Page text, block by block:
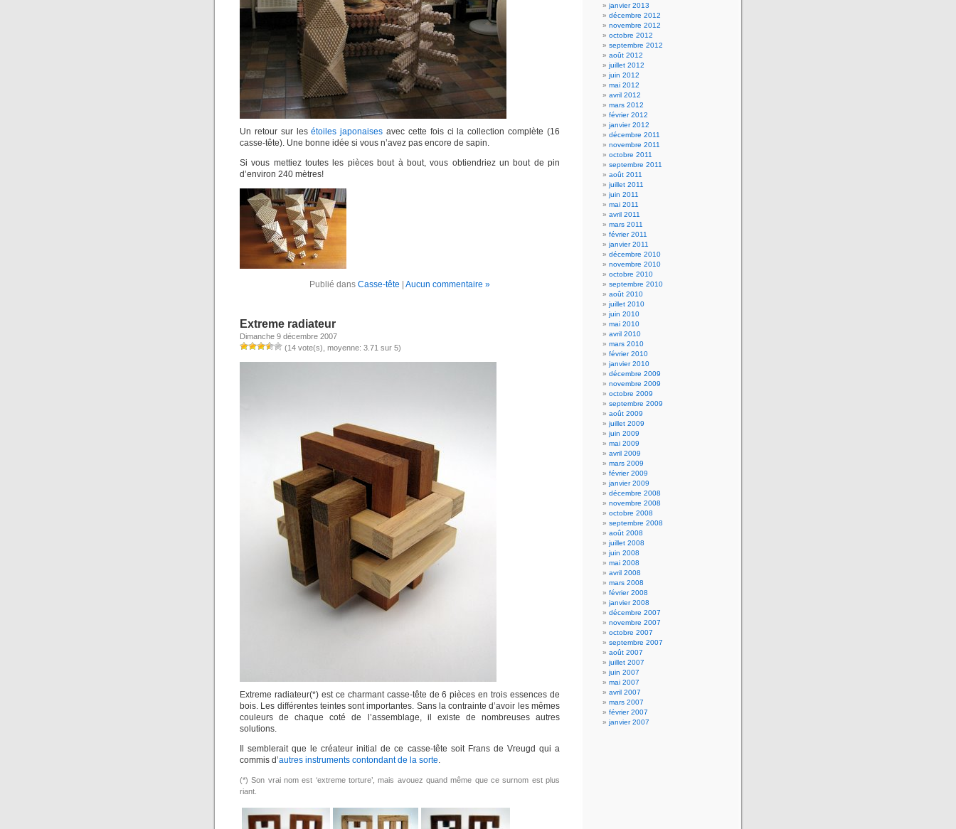
Un retour sur lesétoiles japonaises avec cette fois ci la collection complète (16
casse-tête). Une bonne idée si vous n’avez pas encore de sapin.
Si vous mettiez toutes les pièces bout à bout, vous obtiendriez un bout de pin
d’environ 240 mètres!
Publié dans Casse-tête Aucun commentaire »
Extreme radiateur
Dimanche 9 décembre 2007
(14 vote(s), moyenne: 3.71 sur 5)
Extreme radiateur(*) est ce charmant casse-tête de 6 pièces en trois essences de
bois. Les différentes teintes sont importantes. Sans la contrainte d’avoir les mêmes
couleurs de chaque coté de l’assemblage, il existe de nombreuses autres
solutions.
Il semblerait que le créateur initial de ce casse-tête soit Frans de Vreugd qui a
commis d’autres instruments contondant de la sorte.
(*) Son vrai nom est ‘extreme torture’, mais avouez quand même que ce surnom est plus
riant.
janvier 2013
décembre 2012
novembre 2012
octobre 2012
septembre 2012
août 2012
juillet 2012
juin 2012
mai 2012
avril 2012
mars 2012
février 2012
janvier 2012
décembre 2011
novembre 2011
octobre 2011
septembre 2011
août 2011
juillet 2011
juin 2011
mai 2011
avril 2011
mars 2011
février 2011
janvier 2011
décembre 2010
novembre 2010
octobre 2010
septembre 2010
août 2010
juillet 2010
juin 2010
mai 2010
avril 2010
mars 2010
février 2010
janvier 2010
décembre 2009
novembre 2009
octobre 2009
septembre 2009
août 2009
juillet 2009
juin 2009
mai 2009
avril 2009
mars 2009
février 2009
janvier 2009
décembre 2008
novembre 2008
octobre 2008
septembre 2008
août 2008
juillet 2008
juin 2008
mai 2008
avril 2008
mars 2008
février 2008
janvier 2008
décembre 2007
novembre 2007
octobre 2007
septembre 2007
août 2007
juillet 2007
juin 2007
mai 2007
avril 2007
mars 2007
février 2007
janvier 2007